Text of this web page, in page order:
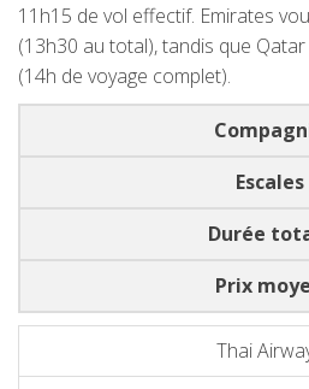
11h15 de vol effectif. Emirates
(13h30 au total), tandis que
(14h de voyage complet).
Escales
Durée
Prix
Thai